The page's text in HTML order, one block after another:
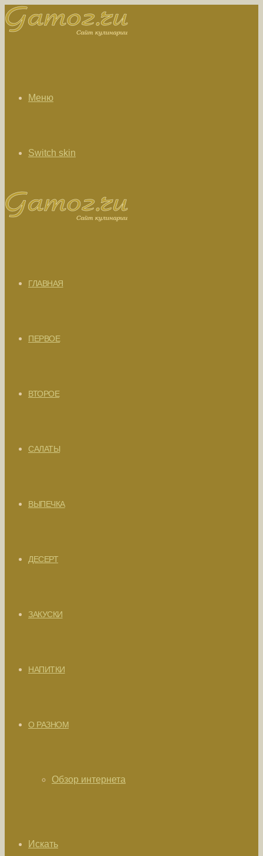
Меню
Switch skin
ГЛАВНАЯ
ПЕРВОЕ
ВТОРОЕ
САЛАТЫ
ВЫПЕЧКА
ДЕСЕРТ
ЗАКУСКИ
НАПИТКИ
О РАЗНОМ
Обзор интернета
Искать